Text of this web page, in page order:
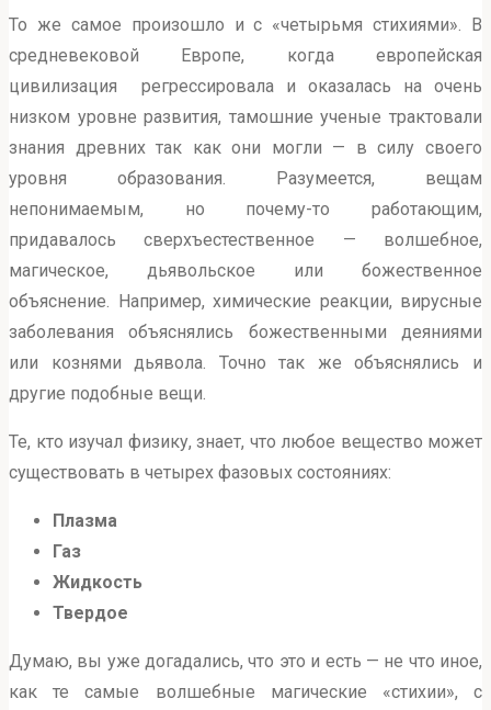
То же самое произошло и с «четырьмя стихиями». В
средневековой Европе, когда европейская
цивилизация регрессировала и оказалась на очень
низком уровне развития, тамошние ученые трактовали
знания древних так как они могли — в силу своего
уровня образования. Разумеется, вещам
непонимаемым, но почему-то работающим,
придавалось сверхъестественное — волшебное,
магическое, дьявольское или божественное
объяснение. Например, химические реакции, вирусные
заболевания объяснялись божественными деяниями
или кознями дьявола. Точно так же объяснялись и
другие подобные вещи.
Те, кто изучал физику, знает, что любое вещество может
существовать в четырех фазовых состояниях:
Плазма
Газ
Жидкость
Твердое
Думаю, вы уже догадались, что это и есть — не что иное,
как те самые волшебные магические «стихии», с